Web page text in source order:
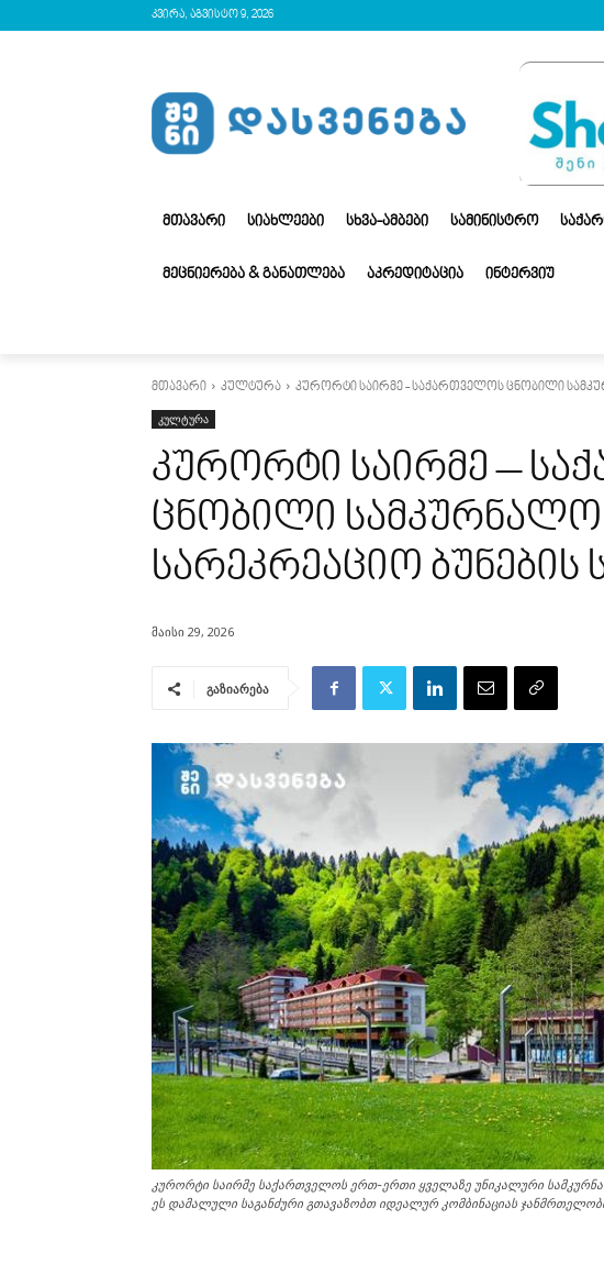
კვირა, აგვისტო 9, 2026
ᲛᲗᲐᲕᲐᲠᲘ ᲡᲘᲐᲮᲚᲔᲔᲑᲘ ᲡᲮᲕᲐ-ᲐᲛᲑᲔᲑᲘ ᲡᲐᲛᲘᲜᲘᲡᲢᲠᲝ
ᲛᲔᲪᲜᲘᲔᲠᲔᲑᲐ & ᲒᲐᲜᲐᲗᲚᲔᲑᲐ ᲐᲙᲠᲔᲓᲘᲢᲐᲪᲘᲐ ᲘᲜᲢᲔᲠᲕᲘᲣ
მთავარი კულტურა კურორტი საირმე - საქართველოს ცნობილი
კულტურა
კურორტი საირმე –
ცნობილი
სარეკრეაციო ბუნების
მაისი 29, 2026
გაზიარება
კურორტი საირმე საქართველოს ერთ-ერთი ყველაზე უნიკალური
ეს დამალული საგანძური გთავაზობთ იდეალურ კომბინაციას